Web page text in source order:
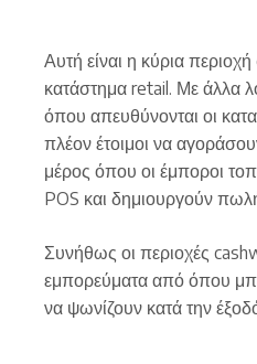
Αυτή είναι η κύρια
κατάστημα retail. Με άλλα
όπου απευθύνονται οι
πλέον έτοιμοι να
μέρος όπου οι έμποροι
POS και δημιουργούν
Συνήθως οι περιοχές
εμπορεύματα από όπου
να ψωνίζουν κατά την